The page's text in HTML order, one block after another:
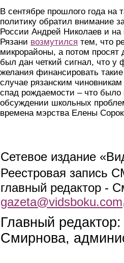
В сентябре прошлого года на
политику обратил внимание
России Андрей Николаев и на
Рязани возмутился тем, что
микрорайоны, а потом просят
был дан четкий сигнал, что у
желания финансировать
случае рязанским
спад рождаемости – что было
обсуждении школьных
времена мэрства Елены
Сетевое издание
Реестровая запись
главный редактор -
gazeta@vidsboku.com
Главный
Смирнова,